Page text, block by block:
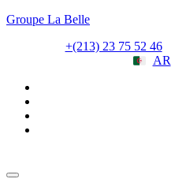
Groupe La Belle
+(213) 23 75 52 46
AR